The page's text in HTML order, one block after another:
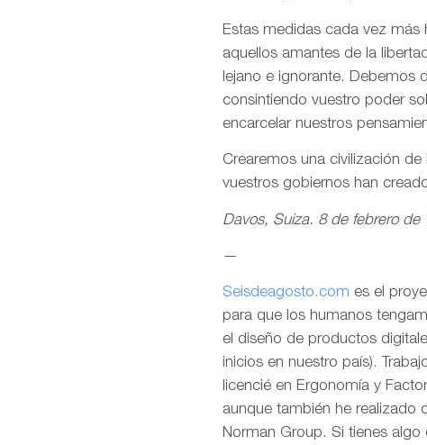
Estas medidas cada vez más
aquellos amantes de la
lejano e ignorante. Debemos
consintiendo vuestro poder
encarcelar nuestros
Crearemos una civilización
vuestros gobiernos han
Davos, Suiza. 8 de febrero de
—
Seisdeagosto.com es el
para que los humanos
el diseño de productos
inicios en nuestro país).
licencié en Ergonomía y
aunque también he realizado
Norman Group. Si tienes